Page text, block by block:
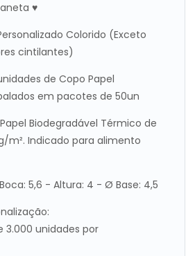
♥
Colorido (Exceto
cintilantes)
de Copo Papel
em pacotes de 50un
Biodegradável Térmico de
m². Indicado para alimento
5,6 - Altura: 4 - Ø Base: 4,5
3.000 unidades por